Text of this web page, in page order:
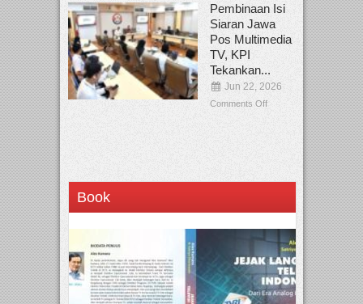
Pembinaan Isi
Siaran Jawa
Pos Multimedia
TV, KPI
Tekankan...
Jun 22, 2026
Comments Off
Book